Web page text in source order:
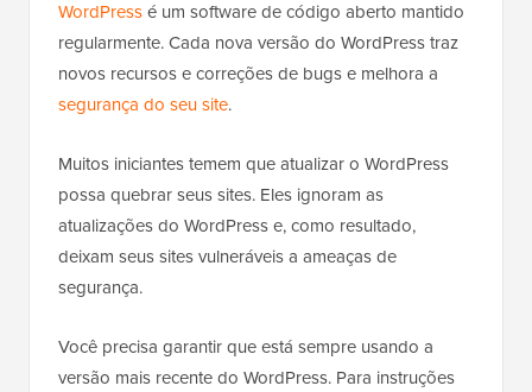
WordPressé um software de código aberto mantido
regularmente. Cada nova versão do WordPress traz
novos recursos e correções de bugs e melhora a
segurança do seu site.
Muitos iniciantes temem que atualizar o WordPress
possa quebrar seus sites. Eles ignoram as
atualizações do WordPress e, como resultado,
deixam seus sites vulneráveis a ameaças de
segurança.
Você precisa garantir que está sempre usando a
versão mais recente do WordPress. Para instruções